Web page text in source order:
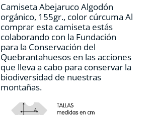
de
producto
Camiseta Abejaruco Algodón
orgánico, 155gr., color cúrcuma Al
comprar esta camiseta estás
colaborando con la Fundación
para la Conservación del
Quebrantahuesos en las acciones
que lleva a cabo para conservar la
biodiversidad de nuestras
montañas.